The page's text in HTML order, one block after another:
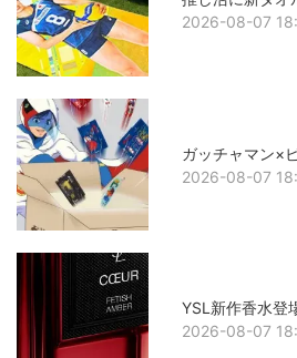
2026-08-07
ガッチャマン×
2026-08-07
YSL新作香水登
2026-08-07